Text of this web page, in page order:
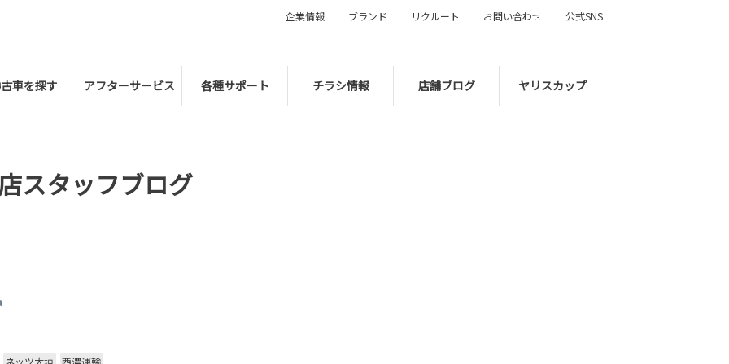
車を探す アフターサービス 各種サポート チラシ情報 店舗ブログ ヤリスカップ
企業情報 ブランド リクルート お問い合わせ 公式SNS
スタッフブログ
ネッツ大垣 西濃運輸